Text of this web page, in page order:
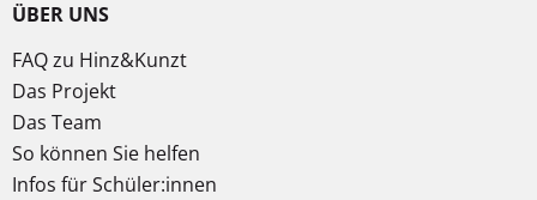
ÜBER UNS
FAQ zu Hinz&Kunzt
Das Projekt
Das Team
So können Sie helfen
Infos für Schüler:innen